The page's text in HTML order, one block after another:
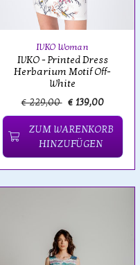
IVKO Woman
IVKO - Printed Dress
Herbarium Motif Off-
White
€ 229,00 € 139,00
ZUM WARENKORB
HINZUFÜGEN